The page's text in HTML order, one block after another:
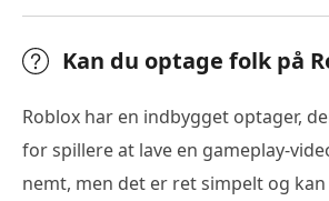
Kan du optage folk på
Roblox har en indbygget optager,
for spillere at lave en gameplay-
nemt, men det er ret simpelt og